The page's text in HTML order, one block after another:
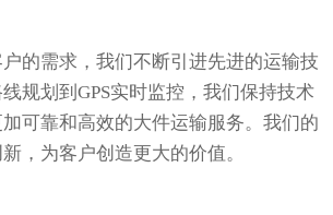
的需求，我们不断引进先进的运输技
规划到GPS实时监控，我们保持技术
可靠和高效的大件运输服务。我们的
，为客户创造更大的价值。